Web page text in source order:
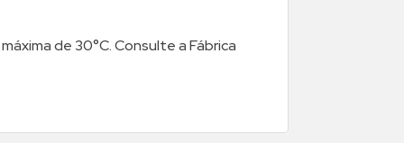
de 30°C. Consulte a Fábrica